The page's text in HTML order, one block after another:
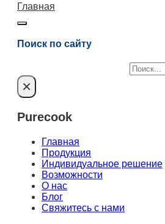
Главная
Поиск по сайту
Поиск
×
Purecook
Главная
Продукция
Индивидуальное решение
Возможности
О нас
Блог
Свяжитесь с нами